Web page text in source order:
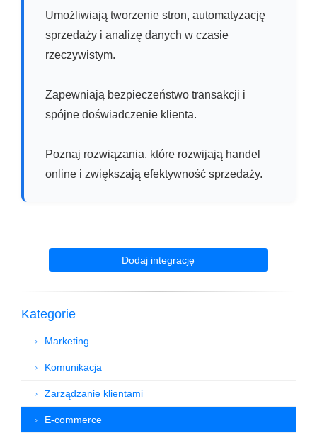
Umożliwiają tworzenie stron, automatyzację
sprzedaży i analizę danych w czasie
rzeczywistym.
Zapewniają bezpieczeństwo transakcji i
spójne doświadczenie klienta.
Poznaj rozwiązania, które rozwijają handel
online i zwiększają efektywność sprzedaży.
Dodaj integrację
Kategorie
Marketing
Komunikacja
Zarządzanie klientami
E-commerce